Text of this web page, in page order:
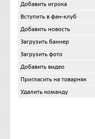
Добавить игрока
Вступить в фан-клуб
Добавить новость
Загрузить баннер
Загрузить фото
Добавить видео
Пригласить на товарняк
Удалить команду